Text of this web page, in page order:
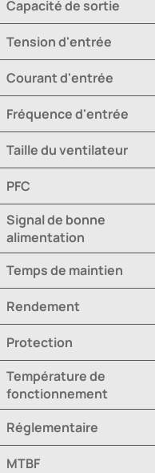
Capacité de sortie
Tension d'entrée
Courant d'entrée
Fréquence d'entrée
Taille du ventilateur
PFC
Signal de bonne
alimentation
Temps de maintien
Rendement
Protection
Température de
fonctionnement
Réglementaire
MTBF